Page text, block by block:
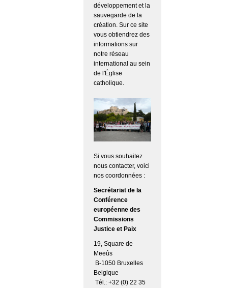
développement et la
sauvegarde de la
création. Sur ce site
vous obtiendrez des
informations sur
notre réseau
international au sein
de l'Église
catholique.
Si vous souhaitez
nous contacter, voici
nos coordonnées :
Secrétariat de la
Conférence
européenne des
Commissions
Justice et Paix
19, Square de
Meeûs
B-1050 Bruxelles
Belgique
Tél.: +32 (0) 22 35